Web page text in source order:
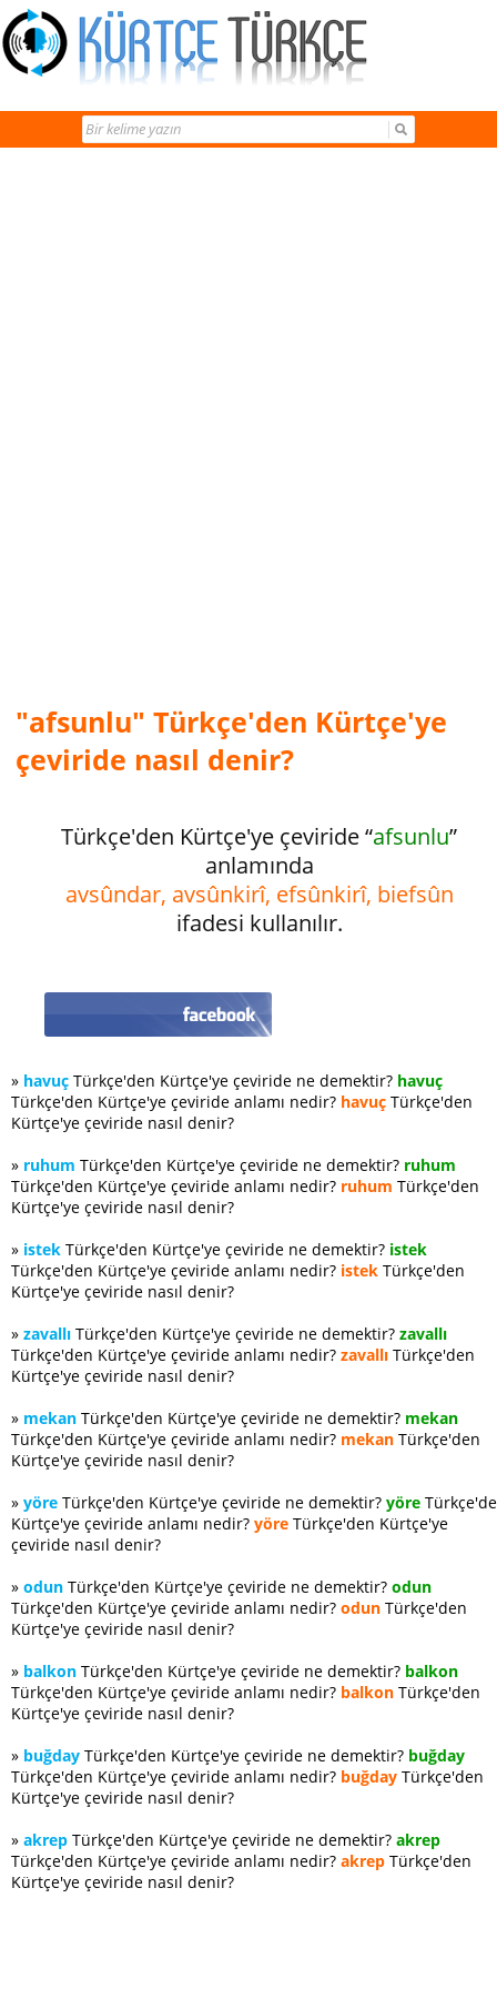
"afsunlu" Türkçe'den Kürtçe'ye
çeviride nasıl denir?
Türkçe'den Kürtçe'ye çeviride “afsunlu”
anlamında
avsûndar, avsûnkirî, efsûnkirî, biefsûn
ifadesi kullanılır.
» havuç Türkçe'den Kürtçe'ye çeviride ne demektir? havuç
Türkçe'den Kürtçe'ye çeviride anlamı nedir? havuç Türkçe'den
Kürtçe'ye çeviride nasıl denir?
» ruhum Türkçe'den Kürtçe'ye çeviride ne demektir? ruhum
Türkçe'den Kürtçe'ye çeviride anlamı nedir? ruhum Türkçe'den
Kürtçe'ye çeviride nasıl denir?
» istek Türkçe'den Kürtçe'ye çeviride ne demektir? istek
Türkçe'den Kürtçe'ye çeviride anlamı nedir? istek Türkçe'den
Kürtçe'ye çeviride nasıl denir?
» zavallı Türkçe'den Kürtçe'ye çeviride ne demektir? zavallı
Türkçe'den Kürtçe'ye çeviride anlamı nedir? zavallı Türkçe'den
Kürtçe'ye çeviride nasıl denir?
» mekan Türkçe'den Kürtçe'ye çeviride ne demektir? mekan
Türkçe'den Kürtçe'ye çeviride anlamı nedir? mekan Türkçe'den
Kürtçe'ye çeviride nasıl denir?
» yöre Türkçe'den Kürtçe'ye çeviride ne demektir? yöre
Kürtçe'ye çeviride anlamı nedir? yöre Türkçe'den Kürtçe'ye
çeviride nasıl denir?
» odun Türkçe'den Kürtçe'ye çeviride ne demektir? odun
Türkçe'den Kürtçe'ye çeviride anlamı nedir? odun Türkçe'den
Kürtçe'ye çeviride nasıl denir?
» balkon Türkçe'den Kürtçe'ye çeviride ne demektir? balkon
Türkçe'den Kürtçe'ye çeviride anlamı nedir? balkon Türkçe'den
Kürtçe'ye çeviride nasıl denir?
» buğday Türkçe'den Kürtçe'ye çeviride ne demektir? buğday
Türkçe'den Kürtçe'ye çeviride anlamı nedir? buğday Türkçe'den
Kürtçe'ye çeviride nasıl denir?
» akrep Türkçe'den Kürtçe'ye çeviride ne demektir? akrep
Türkçe'den Kürtçe'ye çeviride anlamı nedir? akrep Türkçe'den
Kürtçe'ye çeviride nasıl denir?